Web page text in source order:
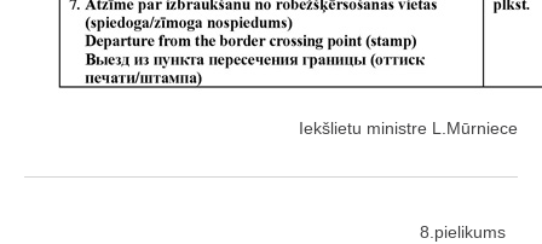
Iekšlietu ministre L.Mūrniece
8.pielikums